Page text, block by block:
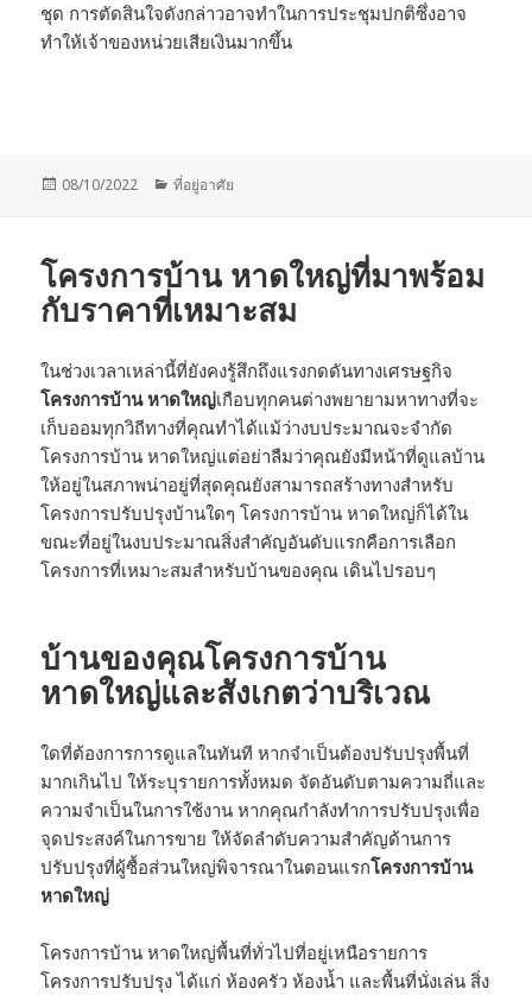
ชุด การตัดสินใจดังกล่าวอาจทำในการประชุมปกติซึ่งอาจ
ทำให้เจ้าของหน่วยเสียเงินมากขึ้น
Posted
08/10/2022 Categories
ที่อยู่อาศัย
โครงการบ้าน หาดใหญ่ที่มาพร้อม
กับราคาที่เหมาะสม
ในช่วงเวลาเหล่านี้ที่ยังคงรู้สึกถึงแรงกดดันทางเศรษฐกิจ
โครงการบ้าน หาดใหญ่เกือบทุกคนต่างพยายามหาทางที่จะ
เก็บออมทุกวิถีทางที่คุณทำได้แม้ว่างบประมาณจะจำกัด
โครงการบ้าน หาดใหญ่แต่อย่าลืมว่าคุณยังมีหน้าที่ดูแลบ้าน
ให้อยู่ในสภาพน่าอยู่ที่สุดคุณยังสามารถสร้างทางสำหรับ
โครงการปรับปรุงบ้านใดๆ โครงการบ้าน หาดใหญ่ก็ได้ใน
ขณะที่อยู่ในงบประมาณสิ่งสำคัญอันดับแรกคือการเลือก
โครงการที่เหมาะสมสำหรับบ้านของคุณ เดินไปรอบๆ
บ้านของคุณโครงการบ้าน
หาดใหญ่และสังเกตว่าบริเวณ
ใดที่ต้องการการดูแลในทันที หากจำเป็นต้องปรับปรุงพื้นที่
มากเกินไป ให้ระบุรายการทั้งหมด จัดอันดับตามความถี่และ
ความจำเป็นในการใช้งาน หากคุณกำลังทำการปรับปรุงเพื่อ
จุดประสงค์ในการขาย ให้จัดลำดับความสำคัญด้านการ
ปรับปรุงที่ผู้ซื้อส่วนใหญ่พิจารณาในตอนแรกโครงการบ้าน
หาดใหญ่
โครงการบ้าน หาดใหญ่พื้นที่ทั่วไปที่อยู่เหนือรายการ
โครงการปรับปรุง ได้แก่ ห้องครัว ห้องน้ำ และพื้นที่นั่งเล่น สิ่ง